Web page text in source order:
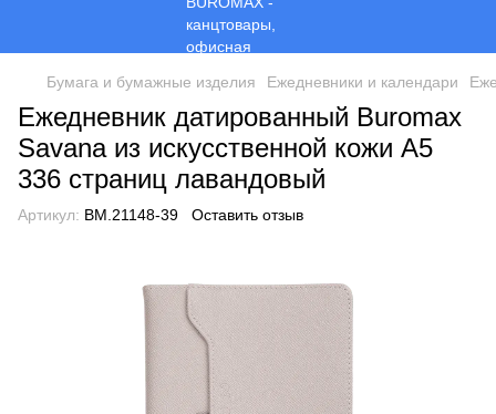
Бумага и бумажные изделия Ежедневники и календари
Ежедневник датированный Buromax
Savana из искусственной кожи А5
336 страниц лавандовый
Артикул: BM.21148-39 Оставить отзыв